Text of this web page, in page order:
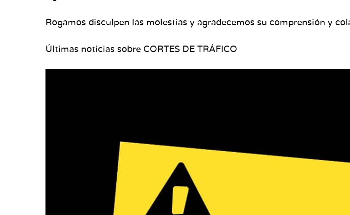
Rogamos disculpen las molestias y agradecemos su comprensión y
Últimas noticias sobre CORTES DE TRÁFICO